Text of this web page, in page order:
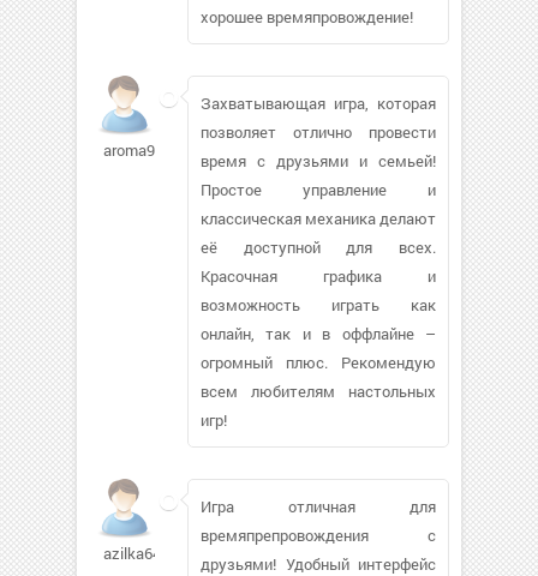
хорошее времяпровождение!
aroma9494903
Захватывающая игра, которая
позволяет отлично провести
время с друзьями и семьей!
Простое управление и
классическая механика делают
её доступной для всех.
Красочная графика и
возможность играть как
онлайн, так и в оффлайне –
огромный плюс. Рекомендую
всем любителям настольных
игр!
azilka647
Игра отличная для
времяпрепровождения с
друзьями! Удобный интерфейс